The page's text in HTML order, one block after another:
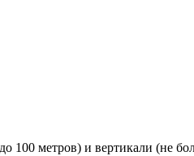
100 метров) и вертикали (не